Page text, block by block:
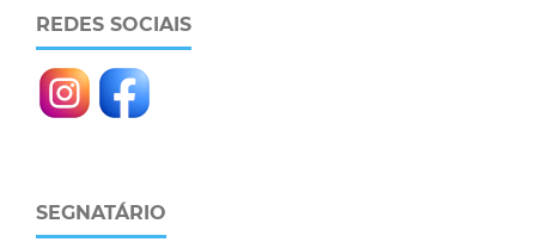
REDES SOCIAIS
SEGNATÁRIO